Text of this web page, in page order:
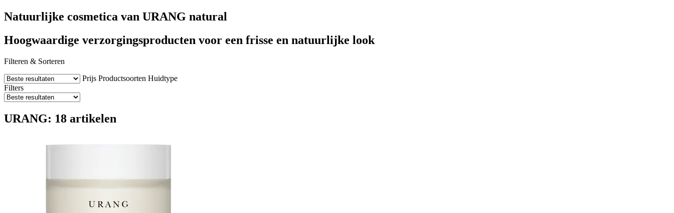
Natuurlijke cosmetica van URANG natural
Hoogwaardige verzorgingsproducten voor een frisse en natuurlijke look
Filteren & Sorteren
Prijs Productsoorten Huidtype
Filters
URANG: 18 artikelen